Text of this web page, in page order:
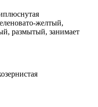
желтый,
размытый, занимает